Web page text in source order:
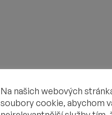
Na našich webových
soubory cookie, abychom